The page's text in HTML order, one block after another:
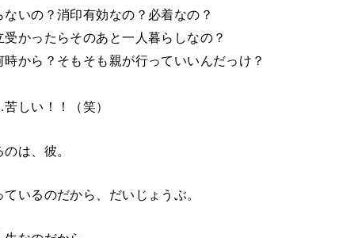
いの？消印有効なの？必着なの？
かったらそのあと一人暮らしなの？
から？そもそも親が行っていいんだっけ？
しい！！（笑）
は、彼。
いるのだから、だいじょうぶ。